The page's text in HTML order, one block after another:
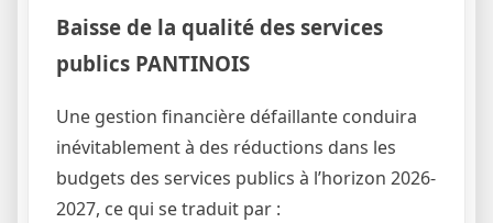
Baisse de la qualité des services
publics PANTINOIS
Une gestion financière défaillante conduira
inévitablement à des réductions dans les
budgets des services publics à l’horizon 2026-
2027, ce qui se traduit par :